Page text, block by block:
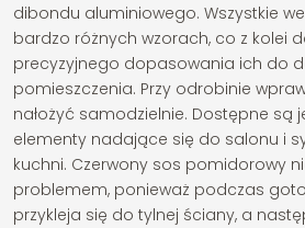
dibondu aluminiowego. Wszystkie
bardzo różnych wzorach, co z kolei
precyzyjnego dopasowania ich do
pomieszczenia. Przy odrobinie
nałożyć samodzielnie. Dostępne są
elementy nadające się do salonu i
kuchni. Czerwony sos pomidorowy
problemem, ponieważ podczas
przykleja się do tylnej ściany, a